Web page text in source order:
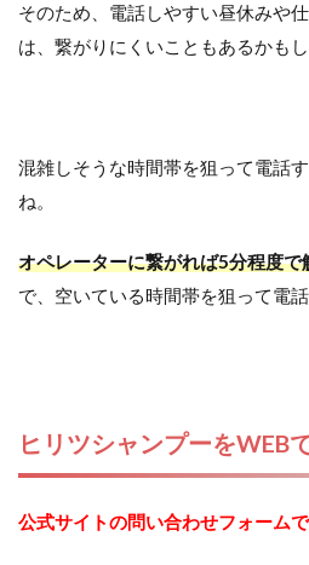
そのため、電話しやすい昼休みや
は、繋がりにくいこともあるかもし
混雑しそうな時間帯を狙って電話
ね。
オペレーターに繋がれば5分程度
で、空いている時間帯を狙って電
ヒリツシャンプーをWEB
公式サイトの問い合わせフォームで